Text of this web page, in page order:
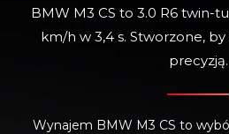
BMW M3 CS to 3.0 R6 twin-
km/h w 3,4 s. Stworzone,
precyzją.
Wynajem BMW M3 CS to